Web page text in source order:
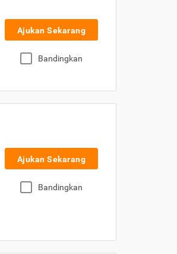
Ajukan Sekarang
Bandingkan
Ajukan Sekarang
Bandingkan